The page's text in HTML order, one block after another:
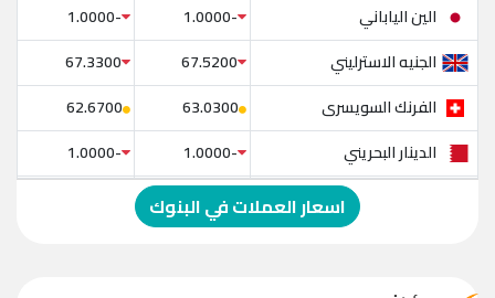
الين الياباني
-1.0000
-1.0000
الجنيه الاسترليني
67.5200
67.3300
الفرنك السويسرى
63.0300
62.6700
الدينار البحريني
-1.0000
-1.0000
الدولار الإسترالي
-1.0000
الريال القطري
اسعار العملات في البنوك